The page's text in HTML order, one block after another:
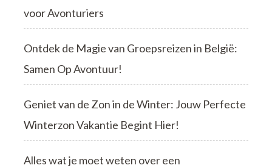
voor Avonturiers
Ontdek de Magie van Groepsreizen in België:
Samen Op Avontuur!
Geniet van de Zon in de Winter: Jouw Perfecte
Winterzon Vakantie Begint Hier!
Alles wat je moet weten over een